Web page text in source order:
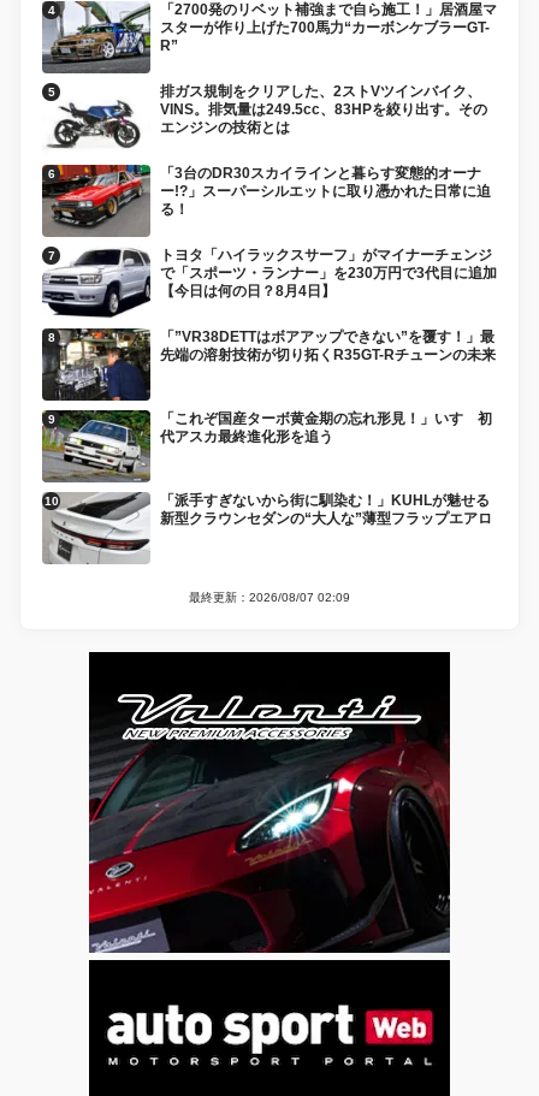
「2700発のリベット補強まで自ら施工！」居酒屋マ
スターが作り上げた700馬力“カーボンケブラーGT-
R”
排ガス規制をクリアした、2ストVツインバイク、
VINS。排気量は249.5cc、83HPを絞り出す。その
エンジンの技術とは
「3台のDR30スカイラインと暮らす変態的オーナ
ー!?」スーパーシルエットに取り憑かれた日常に迫
る！
トヨタ「ハイラックスサーフ」がマイナーチェンジ
で「スポーツ・ランナー」を230万円で3代目に追加
【今日は何の日？8月4日】
「”VR38DETTはボアアップできない”を覆す！」最
先端の溶射技術が切り拓くR35GT-Rチューンの未来
「これぞ国産ターボ黄金期の忘れ形見！」いすゞ初
代アスカ最終進化形を追う
「派手すぎないから街に馴染む！」KUHLが魅せる
新型クラウンセダンの“大人な”薄型フラップエアロ
最終更新：2026/08/07 02:09